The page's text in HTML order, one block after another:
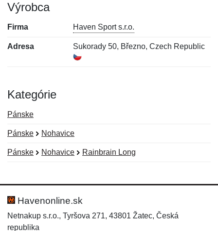
Výrobca
Firma Haven Sport s.r.o.
Adresa Sukorady 50, Březno, Czech Republic
Kategórie
Pánske
Pánske Nohavice
Pánske Nohavice Rainbrain Long
Hodnotenie:
Meno:
Havenonline.sk
Netnakup s.r.o., Tyršova 271, 43801 Žatec, Česká
republika